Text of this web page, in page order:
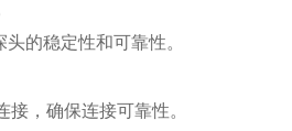
的稳定性和可靠性。
，确保连接可靠性。